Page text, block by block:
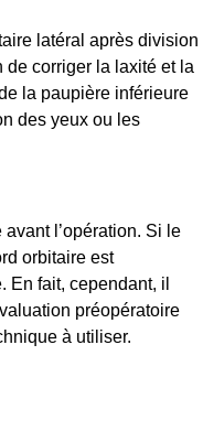
latéral après division
corriger la laxité et la
la paupière inférieure
des yeux ou les
l’opération. Si le
orbitaire est
En fait, cependant, il
préopératoire
à utiliser.